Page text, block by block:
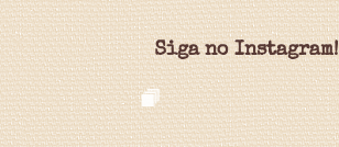
Siga no Instagram!